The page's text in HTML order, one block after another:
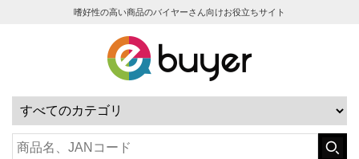
嗜好性の高い商品のバイヤーさん向けお役立ちサイト